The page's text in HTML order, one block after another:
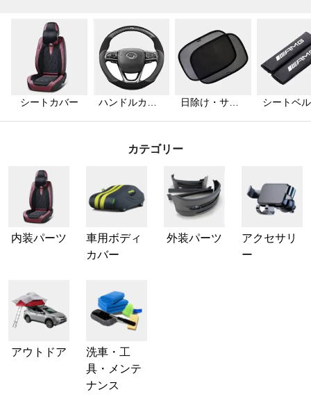
シートカバー
ハンドルカバ
日除け・サン
シートベ
カテゴリー
内装パーツ
車用ボディ
カバー
外装パーツ
アクセサリ
ー
アウトドア
洗車・工
具・メンテ
ナンス